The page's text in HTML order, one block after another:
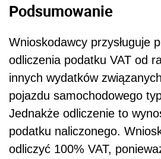
Podsumowanie
Wnioskodawcy przysługuje
odliczenia podatku VAT od
innych wydatków
pojazdu samochodowego
Jednakże odliczenie to
podatku naliczonego.
odliczyć 100% VAT,